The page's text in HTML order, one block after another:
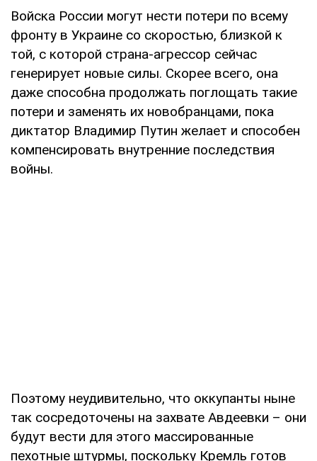
Войска России могут нести потери по всему
фронту в Украине со скоростью, близкой к
той, с которой страна-агрессор сейчас
генерирует новые силы. Скорее всего, она
даже способна продолжать поглощать такие
потери и заменять их новобранцами, пока
диктатор Владимир Путин желает и способен
компенсировать внутренние последствия
войны.
Поэтому неудивительно, что оккупанты ныне
так сосредоточены на захвате Авдеевки – они
будут вести для этого массированные
пехотные штурмы, поскольку Кремль готов